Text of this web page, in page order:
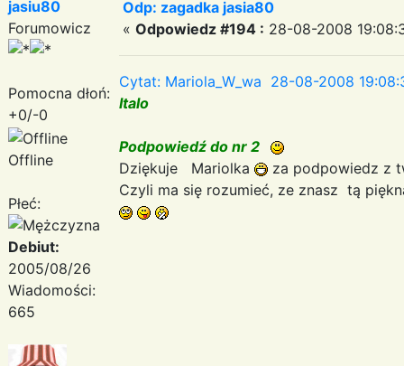
jasiu80
Forumowicz
Pomocna dłoń:
+0/-0
Offline
Płeć:
Debiut:
2005/08/26
Wiadomości:
665
Odp: zagadka jasia80
« Odpowiedz #194 : 28-08-2008
Cytat: Mariola_W_wa 28-08-2008
Italo
Podpowiedź do nr 2
Dziękuje Mariolka
za podpowiedz z
Czyli ma się rozumieć, ze znasz tą